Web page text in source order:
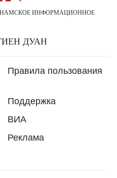
ИНФОРМАЦИОННОЕ
ДУАН
Правила пользования
Поддержка
ВИА
Реклама